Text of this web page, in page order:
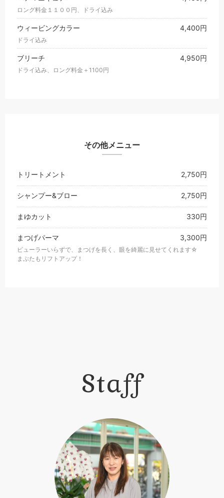
ロング料金１１００円、ドライ込み
ウィービングカラー 4,400円
ドライ込み
ブリーチ 4,950円
ドライ込み、ロング料金＋1100円
その他メニュー
トリートメント 2,750円
シャンプー&ブロー 2,750円
まゆカット 330円
まつげパーマ 3,300円
ビューラーいらずで、まつげを長く、眼を綺麗に見せてくれます☆
まぶたもリフトアップ！
Staff